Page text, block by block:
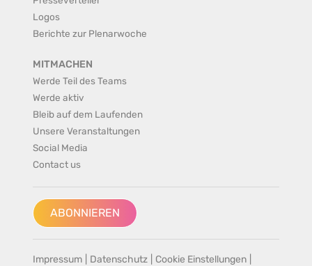
Logos
Berichte zur Plenarwoche
MITMACHEN
Werde Teil des Teams
Werde aktiv
Bleib auf dem Laufenden
Unsere Veranstaltungen
Social Media
Contact us
ABONNIEREN
Impressum Datenschutz Cookie Einstellungen